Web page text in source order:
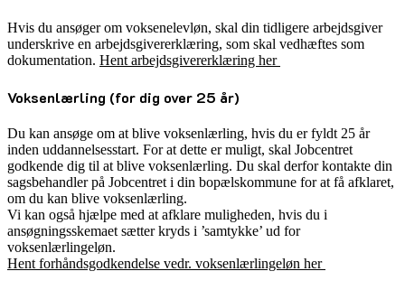
Hvis du ansøger om voksenelevløn, skal din tidligere arbejdsgiver
underskrive en arbejdsgivererklæring, som skal vedhæftes som
dokumentation. Hent arbejdsgivererklæring her
Voksenlærling (for dig over 25 år)
Du kan ansøge om at blive voksenlærling, hvis du er fyldt 25 år
inden uddannelsesstart. For at dette er muligt, skal Jobcentret
godkende dig til at blive voksenlærling. Du skal derfor kontakte din
sagsbehandler på Jobcentret i din bopælskommune for at få afklaret,
om du kan blive voksenlærling.
Vi kan også hjælpe med at afklare muligheden, hvis du i
ansøgningsskemaet sætter kryds i ’samtykke’ ud for
voksenlærlingeløn.
Hent forhåndsgodkendelse vedr. voksenlærlingeløn her